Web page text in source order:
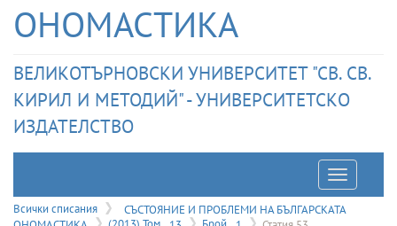
ОНОМАСТИКА
ВЕЛИКОТЪРНОВСКИ УНИВЕРСИТЕТ "СВ. СВ.
КИРИЛ И МЕТОДИЙ" - УНИВЕРСИТЕТСКО
ИЗДАТЕЛСТВО
Отваряне
на
Всички списания
СЪСТОЯНИЕ И ПРОБЛЕМИ НА БЪЛГАРСКАТА